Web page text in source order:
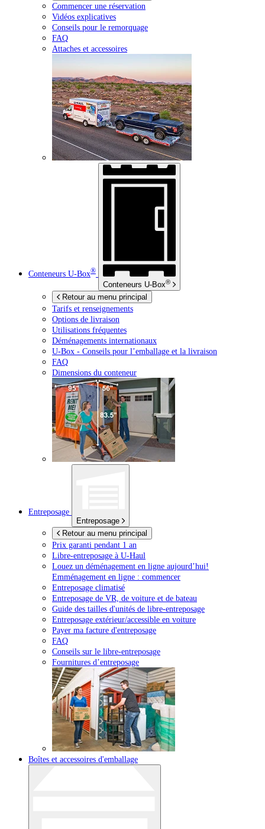
Commencer une réservation
Vidéos explicatives
Conseils pour le remorquage
FAQ
Attaches et accessoires
Conteneurs U-Box®
Conteneurs U-Box®
Retour au menu principal
Tarifs et renseignements
Options de livraison
Utilisations fréquentes
Déménagements internationaux
U-Box - Conseils pour l’emballage et la livraison
FAQ
Dimensions du conteneur
Entreposage
Entreposage
Retour au menu principal
Prix garanti pendant 1 an
Libre-entreposage à U-Haul
Louez un déménagement en ligne aujourd’hui!
Emménagement en ligne : commencer
Entreposage climatisé
Entreposage de VR, de voiture et de bateau
Guide des tailles d'unités de libre-entreposage
Entreposage extérieur/accessible en voiture
Payer ma facture d'entreposage
FAQ
Conseils sur le libre-entreposage
Fournitures d’entreposage
Boîtes et accessoires d'emballage